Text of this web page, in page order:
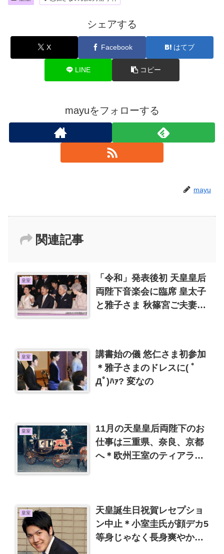
シェアする
X Facebook はてブ
LINE コピー
mayuをフォローする
mayu
関連記事
皇室
「令和」発表後初 天皇皇后
両陛下音楽会に臨席 皇太子
と雅子さま 秋篠宮ご夫妻も
皇室
講書始の儀 悠仁さま初参加
＊雅子さまのドレスに( ﾟ
Дﾟ)ﾊｧ? 変なの
皇室
11月の天皇皇后両陛下のお
仕事は三重県、奈良、京都
へ＊欧州王室のティアラ、
皇室
天皇誕生日祝賀レセプショ
ン中止＊小室圭氏が顔デカ5
等身じゃなく長身爽やかイ